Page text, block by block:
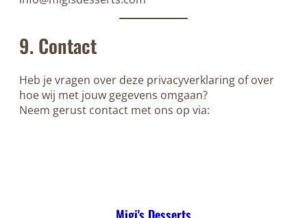
9. Contact
Heb je vragen over deze privacyverklaring of over
hoe wij met jouw gegevens omgaan?
Neem gerust contact met ons op via:
Migi's Desserts